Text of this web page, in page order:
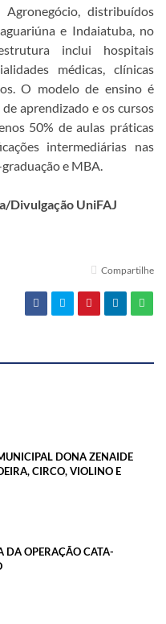
Agronegócio, distribuídos
e Indaiatuba, no
inclui hospitais
médicas, clínicas
O modelo de ensino é
aprendizado e os cursos
50% de aulas práticas
intermediárias nas
e MBA.
Divulgação UniFAJ
Compartilhe
DONA ZENAIDE
CIRCO, VIOLINO E
DA OPERAÇÃO CATA-